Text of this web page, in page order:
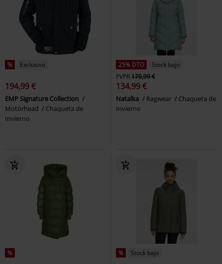
% Exclusivo
194,99 €
EMP Signature Collection
Motörhead
Chaqueta de
Invierno
25% DTO
Stock bajo
PVPR179,99 €
134,99 €
Natalka Ragwear
Chaqueta de
Invierno
% % Stock bajo